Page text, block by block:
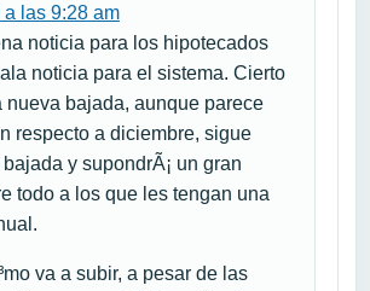
las 9:28 am
noticia para los hipotecados
noticia para el sistema. Cierto
nueva bajada, aunque parece
respecto a diciembre, sigue
y supondrÃ¡ un gran
todo a los que les tengan una
va a subir, a pesar de las